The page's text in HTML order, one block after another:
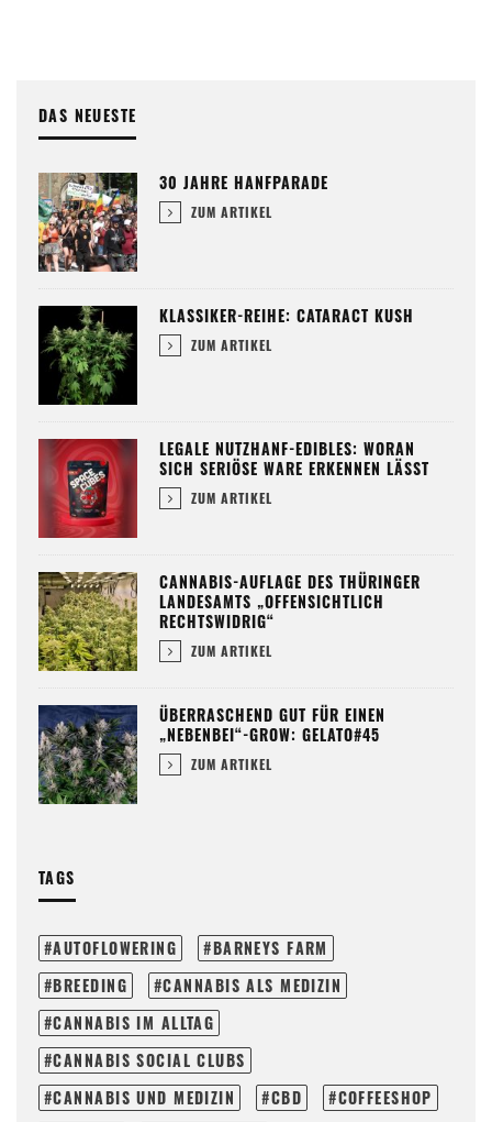
DAS NEUESTE
30 JAHRE HANFPARADE
ZUM ARTIKEL
KLASSIKER-REIHE: CATARACT KUSH
ZUM ARTIKEL
LEGALE NUTZHANF-EDIBLES: WORAN
SICH SERIÖSE WARE ERKENNEN LÄSST
ZUM ARTIKEL
CANNABIS-AUFLAGE DES THÜRINGER
LANDESAMTS „OFFENSICHTLICH
RECHTSWIDRIG“
ZUM ARTIKEL
ÜBERRASCHEND GUT FÜR EINEN
„NEBENBEI“-GROW: GELATO#45
ZUM ARTIKEL
TAGS
AUTOFLOWERING
BARNEYS FARM
BREEDING
CANNABIS ALS MEDIZIN
CANNABIS IM ALLTAG
CANNABIS SOCIAL CLUBS
CANNABIS UND MEDIZIN
CBD
COFFEESHOP